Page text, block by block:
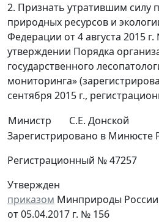
2. Признать утратившим силу
природных ресурсов и
Федерации от 4 августа 2015
утверждении Порядка
государственного
мониторинга»
сентября 2015 г.,
Министр
С.Е. Донской
Зарегистрировано в Минюсте
Регистрационный № 47257
Утвержден
приказом Минприроды России
от 05.04.2017 г. № 156